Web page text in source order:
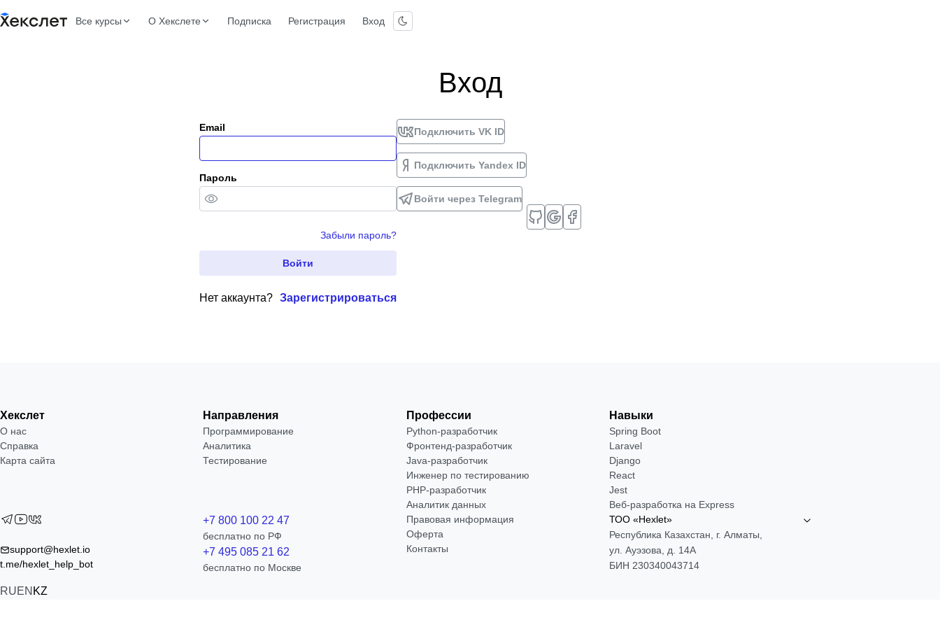
Все курсы О Хекслете Подписка Регистрация Вход
Вход
Email
Пароль
Забыли пароль?
Войти
Нет аккаунта? Зарегистрироваться
Подключить VK ID
Подключить Yandex ID
Войти через Telegram
Хекслет
О нас
Справка
Карта сайта
Направления
Программирование
Аналитика
Тестирование
Профессии
Python-разработчик
Фронтенд-разработчик
Java-разработчик
Инженер по тестированию
PHP-разработчик
Аналитик данных
Навыки
Spring Boot
Laravel
Django
React
Jest
Веб-разработка на Express
support@hexlet.io
t.me/hexlet_help_bot
RUEN KZ
+7 800 100 22 47
бесплатно по РФ
+7 495 085 21 62
бесплатно по Москве
Правовая информация
Оферта
Контакты
ТОО «Hexlet»
Республика Казахстан, г. Алматы,
ул. Ауэзова, д. 14А
БИН 230340043714